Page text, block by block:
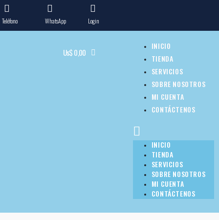
Teléfono WhatsApp Login
Us$0,00
INICIO
TIENDA
SERVICIOS
SOBRE NOSOTROS
MI CUENTA
CONTÁCTENOS
INICIO
TIENDA
SERVICIOS
SOBRE NOSOTROS
MI CUENTA
CONTÁCTENOS